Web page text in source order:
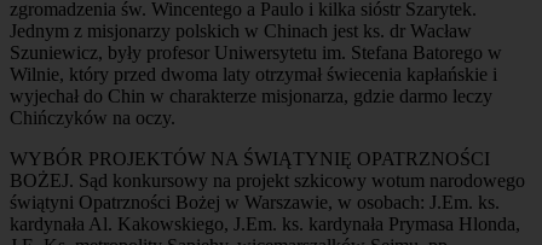
zgromadzenia św. Wincentego a Paulo i kilka sióstr Szarytek.
Jednym z misjonarzy polskich w Chinach jest ks. dr Wacław
Szuniewicz, były profesor Uniwersytetu im. Stefana Batorego w
Wilnie, który przed dwoma laty otrzymał świecenia kapłańskie i
wyjechał do Chin w charakterze misjonarza, gdzie darmo leczy
Chińczyków na oczy.
WYBÓR PROJEKTÓW NA ŚWIĄTYNIĘ OPATRZNOŚCI
BOŻEJ. Sąd konkursowy na projekt szkicowy wotum narodowego
świątyni Opatrzności Bożej w Warszawie, w osobach: J.Em. ks.
kardynała Al. Kakowskiego, J.Em. ks. kardynała Prymasa Hlonda,